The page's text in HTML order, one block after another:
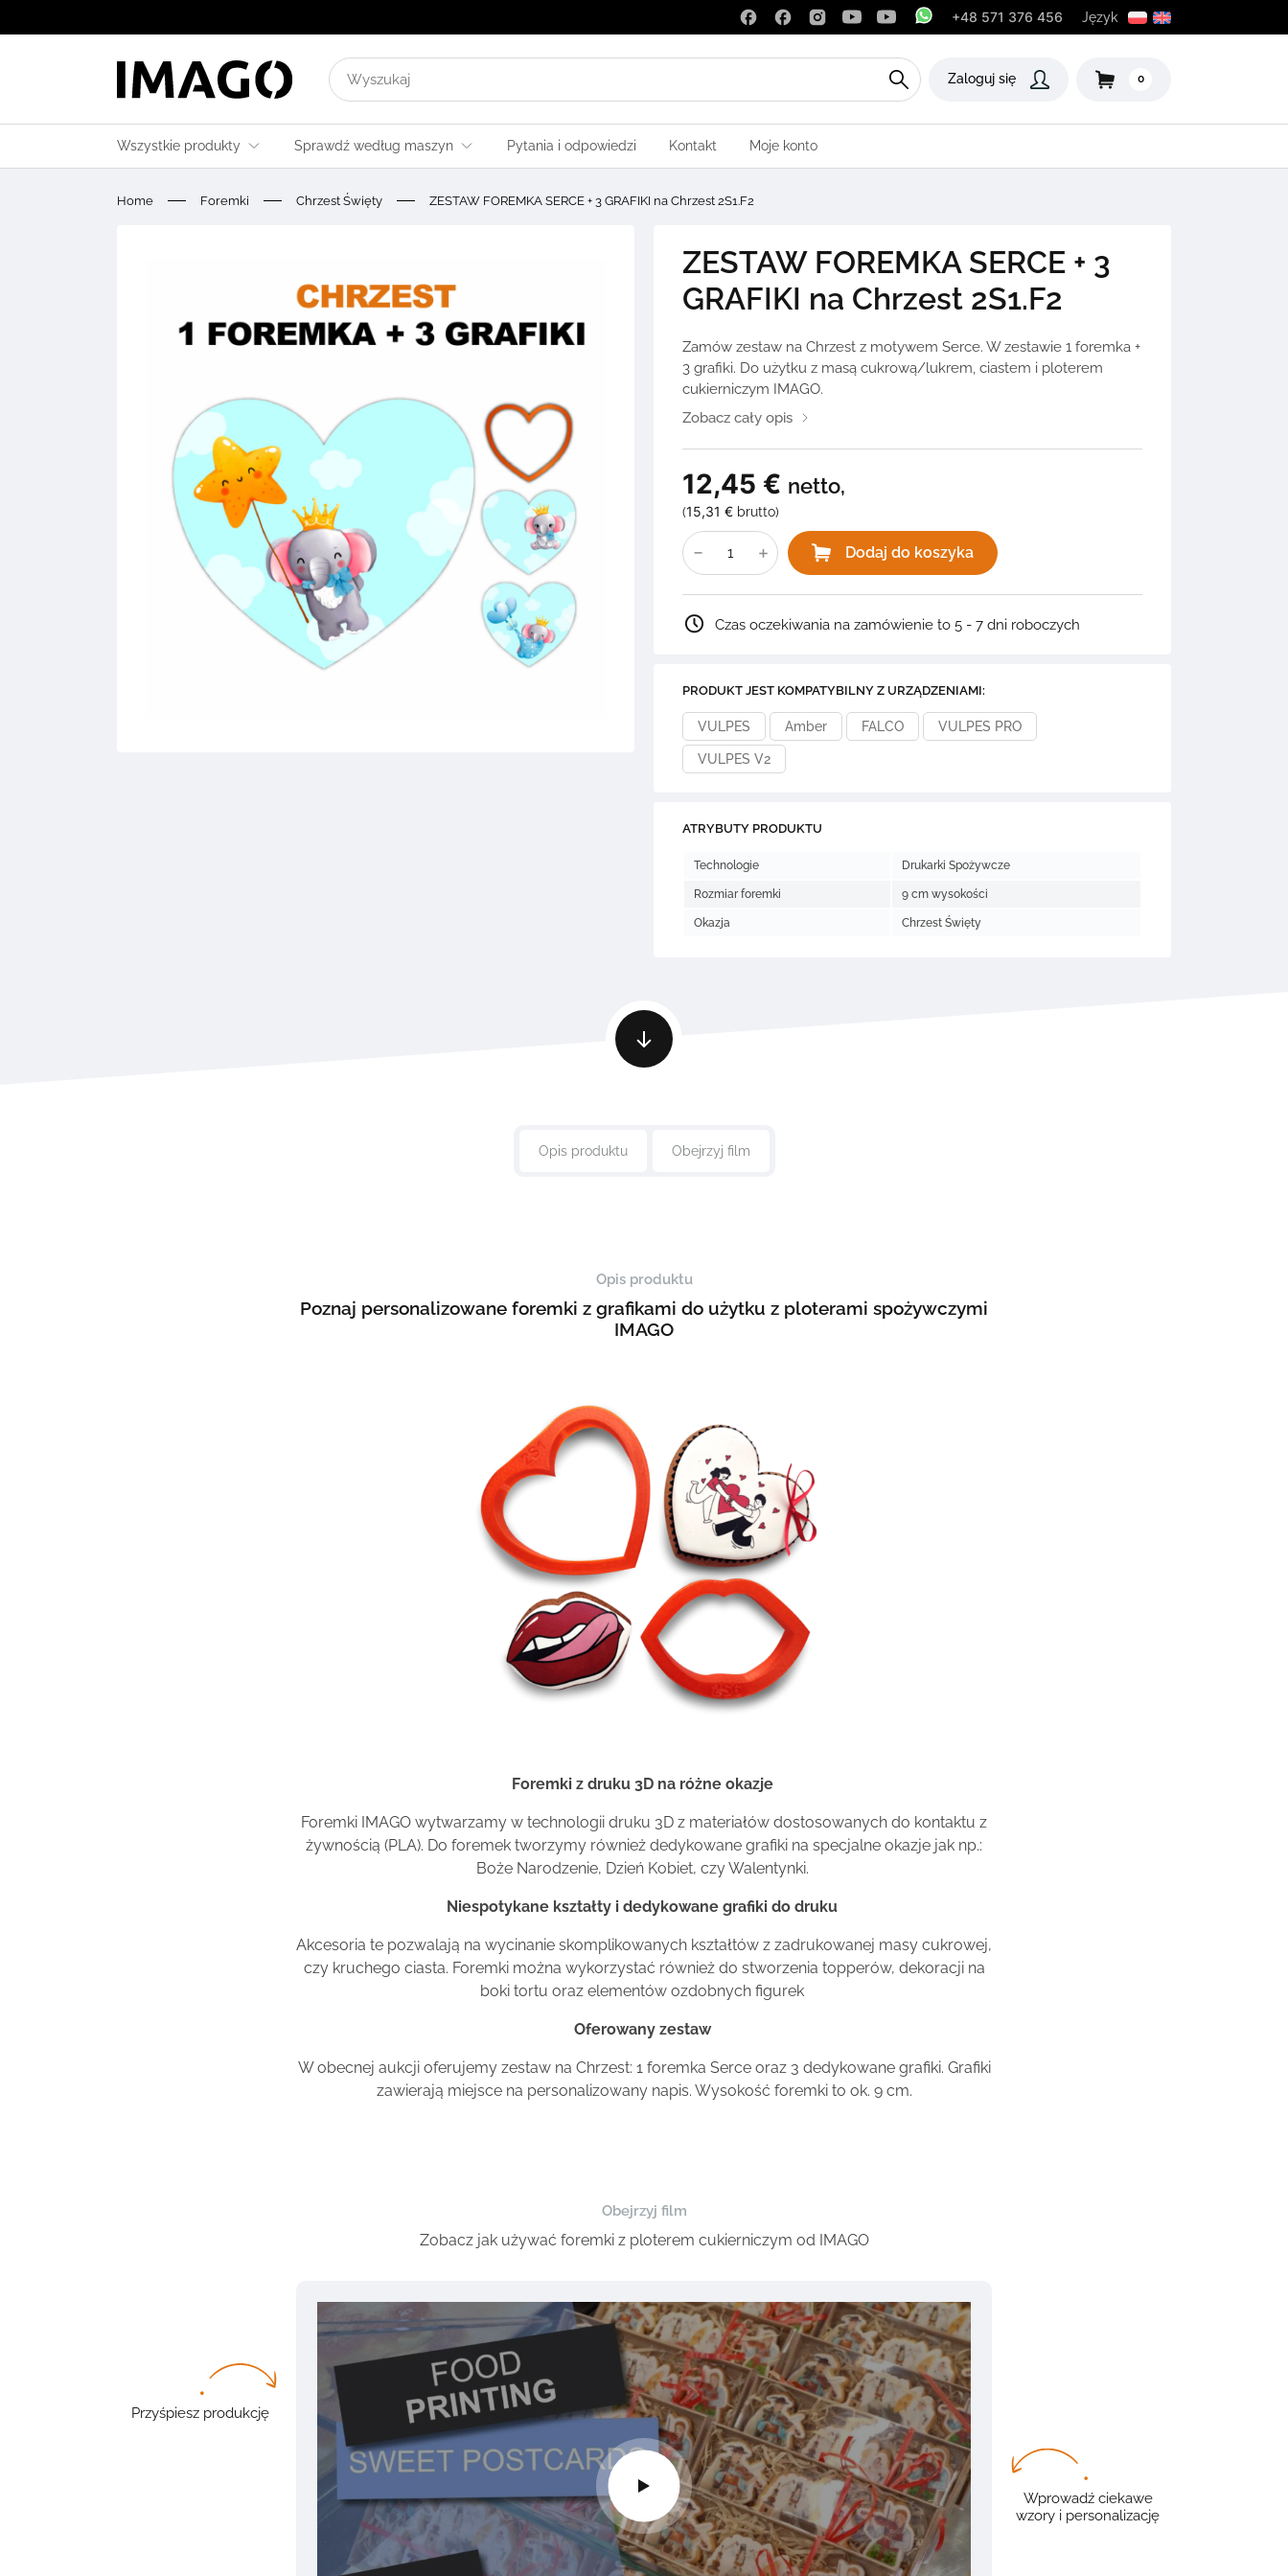
+48 571 376 456 Język
Wyszukaj
wyniki
Zaloguj się 0
Wszystkie produkty Sprawdź według maszyn Pytania i odpowiedzi Kontakt Moje konto
Home Foremki Chrzest Święty ZESTAW FOREMKA SERCE + 3 GRAFIKI na Chrzest 2S1.F2
ZESTAW FOREMKA SERCE + 3
GRAFIKI na Chrzest 2S1.F2
Zamów zestaw na Chrzest z motywem Serce. W zestawie 1 foremka +
3 grafiki. Do użytku z masą cukrową/lukrem, ciastem i ploterem
cukierniczym IMAGO.
Zobacz cały opis
12,45 € netto,
(15,31 € brutto)
ilość
ZESTAW
FOREMKA
SERCE
3
GRAFIKI
na
Chrzest
Dodaj do koszyka
Czas oczekiwania na zamówienie to 5 - 7 dni roboczych
PRODUKT JEST KOMPATYBILNY Z URZĄDZENIAMI:
VULPES Amber FALCO VULPES PRO
VULPES V2
ATRYBUTY PRODUKTU
Technologie Drukarki Spożywcze
Rozmiar foremki 9 cm wysokości
Okazja Chrzest Święty
Opis produktu Obejrzyj film
Opis produktu
Poznaj personalizowane foremki z grafikami do użytku z ploterami spożywczymi
IMAGO
Foremki z druku 3D na różne okazje
Foremki IMAGO wytwarzamy w technologii druku 3D z materiałów dostosowanych do kontaktu z
żywnością (PLA). Do foremek tworzymy również dedykowane grafiki na specjalne okazje jak np.:
Boże Narodzenie, Dzień Kobiet, czy Walentynki.
Niespotykane kształty i dedykowane grafiki do druku
Akcesoria te pozwalają na wycinanie skomplikowanych kształtów z zadrukowanej masy cukrowej,
czy kruchego ciasta. Foremki można wykorzystać również do stworzenia topperów, dekoracji na
boki tortu oraz elementów ozdobnych figurek
Oferowany zestaw
W obecnej aukcji oferujemy zestaw na Chrzest: 1 foremka Serce oraz 3 dedykowane grafiki. Grafiki
zawierają miejsce na personalizowany napis. Wysokość foremki to ok. 9 cm.
Obejrzyj film
Zobacz jak używać foremki z ploterem cukierniczym od IMAGO
Przyśpiesz produkcję
Wprowadź ciekawe
wzory i personalizację